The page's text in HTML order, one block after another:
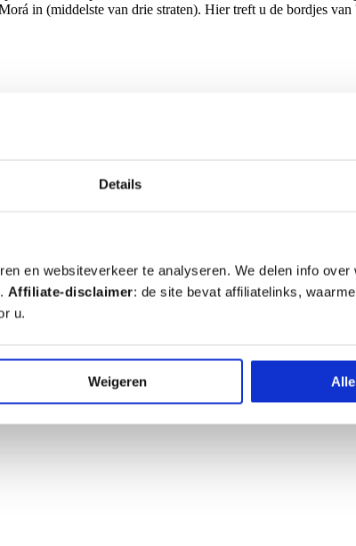
Details
en websiteverkeer te analyseren. We delen info over
Affiliate-disclaimer: de site bevat affiliatelinks,
u.
Weigeren
in (middelste van drie straten). Hier treft u de bordjes